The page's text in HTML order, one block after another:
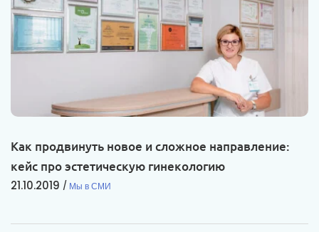
Как продвинуть новое и сложное направление:
кейс про эстетическую гинекологию
21.10.2019 Мы в СМИ